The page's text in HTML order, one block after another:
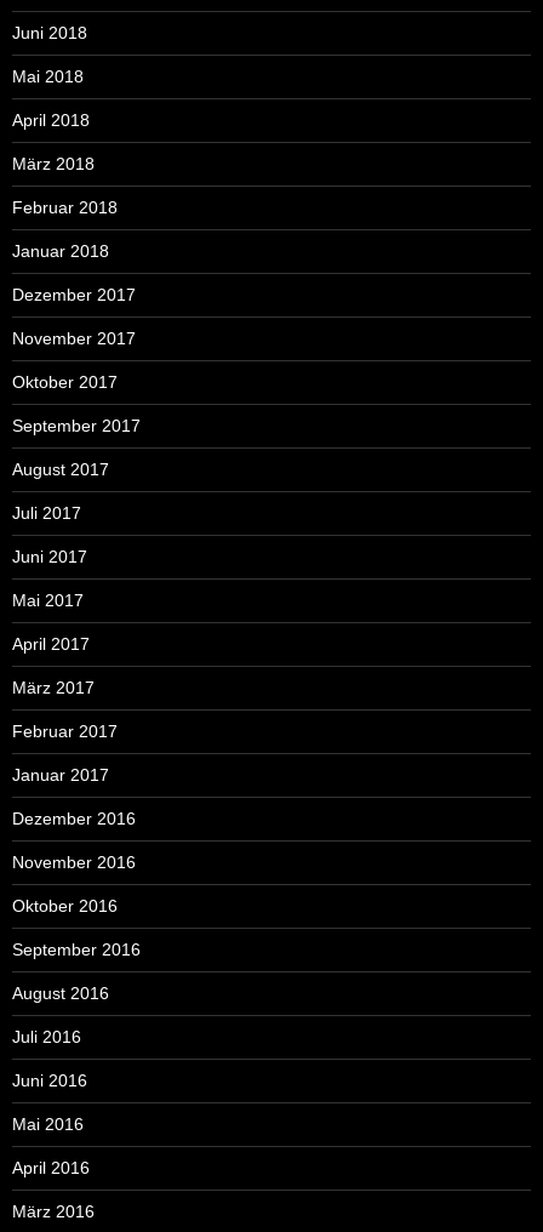
Juni 2018
Mai 2018
April 2018
März 2018
Februar 2018
Januar 2018
Dezember 2017
November 2017
Oktober 2017
September 2017
August 2017
Juli 2017
Juni 2017
Mai 2017
April 2017
März 2017
Februar 2017
Januar 2017
Dezember 2016
November 2016
Oktober 2016
September 2016
August 2016
Juli 2016
Juni 2016
Mai 2016
April 2016
März 2016